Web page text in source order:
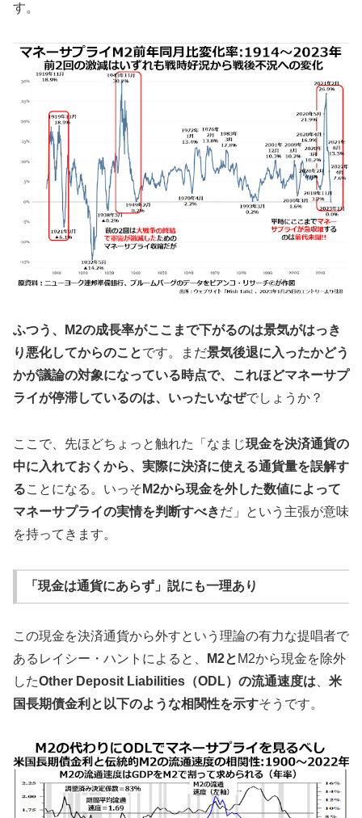
す。
ふつう、M2の成長率がここまで下がるのは景気がはっき
り悪化してからのことです。まだ景気後退に入ったかどう
かが議論の対象になっている時点で、これほどマネーサプ
ライが停滞しているのは、いったいなぜでしょうか？
ここで、先ほどちょっと触れた「なまじ現金を決済通貨の
中に入れておくから、実際に決済に使える通貨量を誤解す
ることになる。いっそ M2から現金を外した数値によって
マネーサプライの実情を判断すべきだ」という主張が意味
を持ってきます。
「現金は通貨にあらず」説にも一理あり
この現金を決済通貨から外すという理論の有力な提唱者で
あるレイシー・ハントによると、
M2と M2から現金を除外
したOther Deposit Liabilities（ODL）の流通速度は
米
国長期債金利と以下のような相関性を示すそうです。